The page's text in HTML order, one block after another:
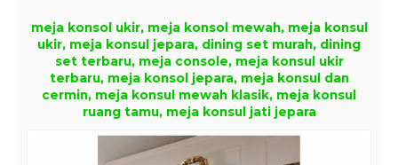
meja konsol ukir, meja konsol mewah, meja konsul
ukir, meja konsul jepara, dining set murah, dining
set terbaru, meja console, meja konsul ukir
terbaru, meja konsol jepara, meja konsul dan
cermin, meja konsul mewah klasik, meja konsul
ruang tamu, meja konsul jati jepara